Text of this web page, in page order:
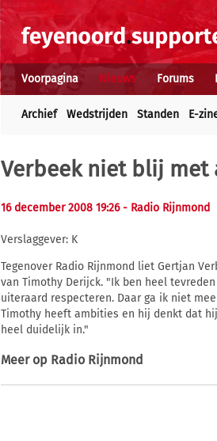
Voorpagina Nieuws Forums
Archief Wedstrijden Standen E-
Verbeek niet blij met
16 december 2008 19:26- Radio Rijnmond
Verslaggever: K
Tegenover Radio Rijnmond liet Gertjan
van Timothy Derijck. "Ik ben heel
uiteraard respecteren. Daar ga ik niet
Timothy heeft ambities en hij denkt dat
heel duidelijk in."
Meer op Radio Rijnmond